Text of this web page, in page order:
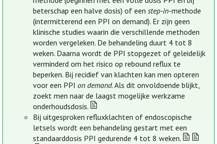
beterschap een halve dosis) of eenstep-in-methode
(intermitterend een PPI on demand). Er zijn geen
klinische studies waarin die verschillende methoden
worden vergeleken. De behandeling duurt 4 tot 8
weken. Daarna wordt de PPI stopgezet of geleidelijk
verminderd om het risico op rebound reflux te
beperken. Bij recidief van klachten kan men opteren
voor een PPIon demand. Als dit onvoldoende blijkt,
zoekt men naar de laagst mogelijke werkzame
onderhoudsdosis.
Bij uitgesproken refluxklachten of endoscopische
letsels wordt een behandeling gestart met een
standaarddosis PPI gedurende 4 tot 8 weken.